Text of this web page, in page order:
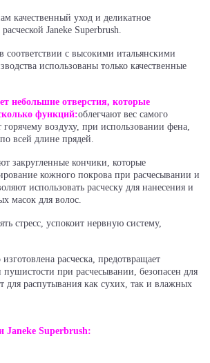
качественный уход и деликатное
Janeke Superbrush.
соответствии с высокими итальянскими
использованы только качественные
небольшие отверстия, которые
функций:облегчают вес самого
горячему воздуху, при использовании фена,
всей длине прядей.
закругленные кончики, которые
кожного покрова при расчесывании и
использовать расческу для нанесения и
масок для волос.
стресс, успокоит нервную систему,
расческа, предотвращает
пушистости при расчесывании, безопасен для
для распутывания как сухих, так и влажных
Janeke Superbrush: